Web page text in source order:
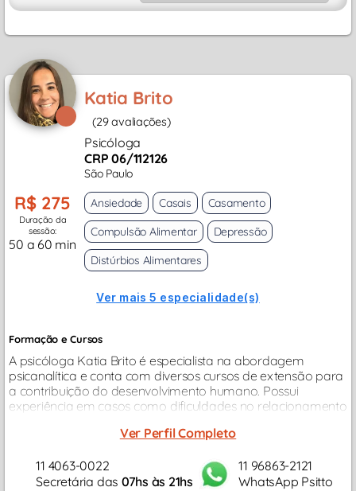
Katia Brito
(29 avaliações)
Psicóloga
CRP 06/112126
São Paulo
R$ 275
Duração da
sessão:
50 a 60 min
Ansiedade Casais
Casamento
Compulsão Alimentar
Depressão
Distúrbios Alimentares
Ver mais 5 especialidade(s)
Formação e Cursos
A psicóloga Katia Brito é especialista na abordagem
psicanalítica e conta com diversos cursos de extensão para
a contribuição do desenvolvimento humano. Possui
experiência em casos como dificuldades no relacionamento
autodesenvolvimento...Ver Perfil Completo
11 4063-0022
Secretária das 07hs às 21hs
11 96863-2121
WhatsApp Psitto